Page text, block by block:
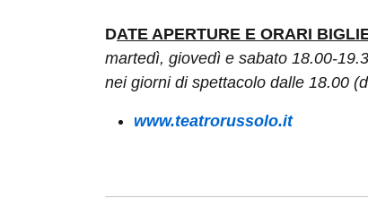
DATE APERTURE E ORARI
martedì, giovedì e sabato 18.00-
nei giorni di spettacolo dalle 18.00
www.teatrorussolo.it